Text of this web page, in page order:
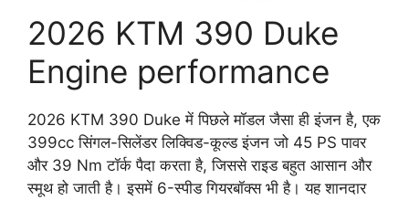
2026 KTM 390 Duke
Engine performance
2026 KTM 390 Duke में पिछले मॉडल जैसा ही इंजन है, एक
399cc सिंगल-सिलेंडर लिक्विड-कूल्ड इंजन जो 45 PS पावर
और 39 Nm टॉर्क पैदा करता है, जिससे राइड बहुत आसान और
स्मूथ हो जाती है। इसमें 6-स्पीड गियरबॉक्स भी है। यह शानदार